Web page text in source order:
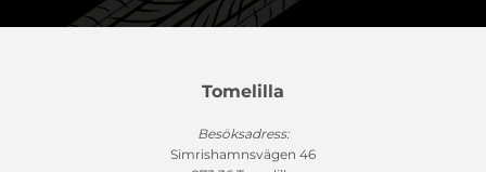
Tomelilla
Besöksadress:
Simrishamnsvägen 46